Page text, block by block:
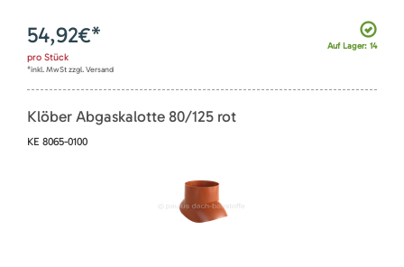
Auf Lager: 14
54,92€*
pro Stück
*inkl. MwSt zzgl. Versand
Klöber Abgaskalotte 80/125 rot
KE 8065-0100